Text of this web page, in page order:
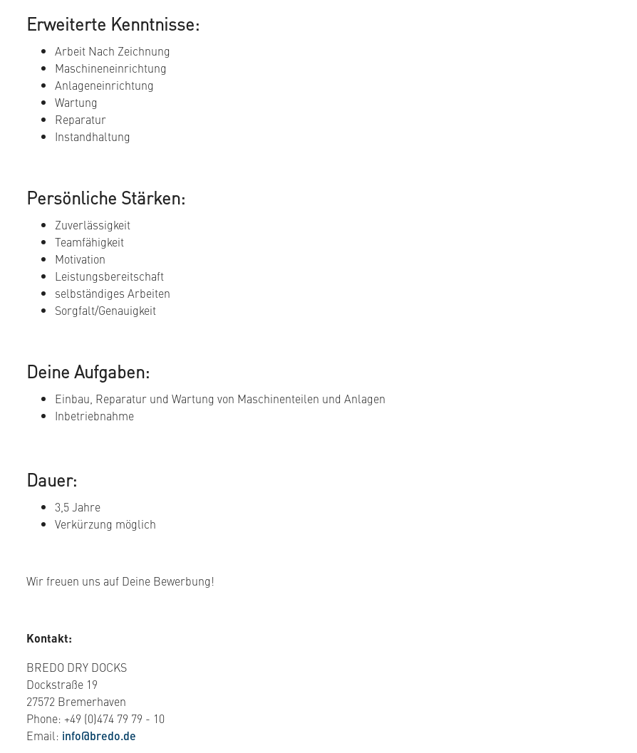
Erweiterte Kenntnisse:
Arbeit Nach Zeichnung
Maschineneinrichtung
Anlageneinrichtung
Wartung
Reparatur
Instandhaltung
Persönliche Stärken:
Zuverlässigkeit
Teamfähigkeit
Motivation
Leistungsbereitschaft
selbständiges Arbeiten
Sorgfalt/Genauigkeit
Deine Aufgaben:
Einbau, Reparatur und Wartung von Maschinenteilen und Anlagen
Inbetriebnahme
Dauer:
3,5 Jahre
Verkürzung möglich
Wir freuen uns auf Deine Bewerbung!
Kontakt:
BREDO DRY DOCKS
Dockstraße 19
27572 Bremerhaven
Phone: +49 (0)474 79 79 - 10
Email: info@bredo.de